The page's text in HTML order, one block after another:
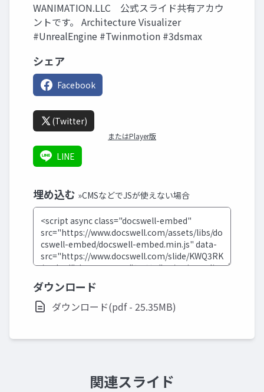
WANIMATION.LLC 公式スライド共有アカウ
ントです。 Architecture Visualizer
#UnrealEngine #Twinmotion #3dsmax
シェア
Facebook
(Twitter)
またはPlayer版
LINE
埋め込む »CMSなどでJSが使えない場合
ダウンロード
ダウンロード(pdf - 25.35MB)
関連スライド